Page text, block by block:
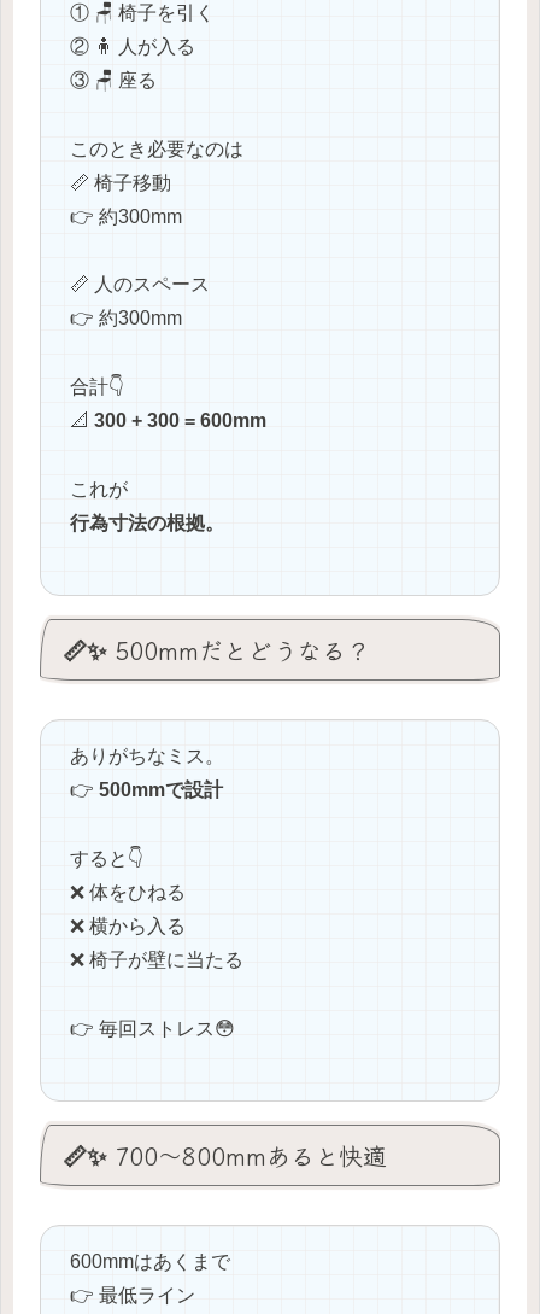
① 🪑 椅子を引く
② 🧍 人が入る
③ 🪑 座る
このとき必要なのは
📏 椅子移動
👉 約300mm
📏 人のスペース
👉 約300mm
合計👇
📐 300 + 300 = 600mm
これが
行為寸法の根拠。
📏✨ 500mmだとどうなる？
ありがちなミス。
👉 500mmで設計
すると👇
❌ 体をひねる
❌ 横から入る
❌ 椅子が壁に当たる
👉 毎回ストレス😳
📏✨ 700〜800mmあると快適
600mmはあくまで
👉 最低ライン